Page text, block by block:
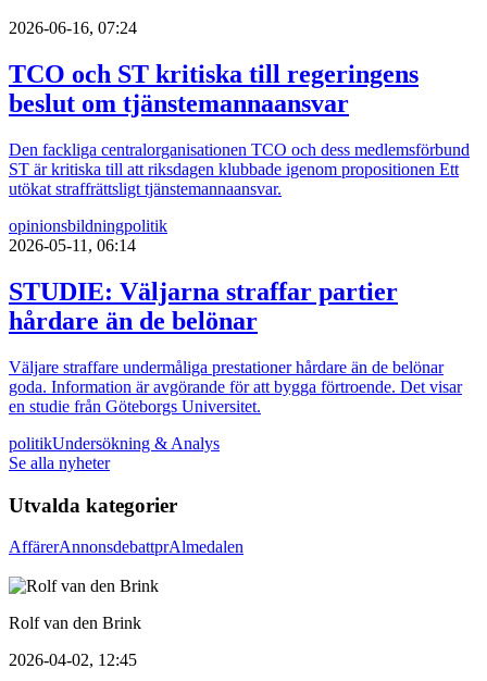
2026-06-16, 07:24
TCO och ST kritiska till regeringens
beslut om tjänstemannaansvar
Den fackliga centralorganisationen TCO och dess medlemsförbund
ST är kritiska till att riksdagen klubbade igenom propositionen Ett
utökat straffrättsligt tjänstemannaansvar.
opinionsbildningpolitik
2026-05-11, 06:14
STUDIE: Väljarna straffar partier
hårdare än de belönar
Väljare straffare undermåliga prestationer hårdare än de belönar
goda. Information är avgörande för att bygga förtroende. Det visar
en studie från Göteborgs Universitet.
politikUndersökning & Analys
Se alla nyheter
Utvalda kategorier
AffärerAnnonsdebattprAlmedalen
Rolf van den Brink
2026-04-02, 12:45